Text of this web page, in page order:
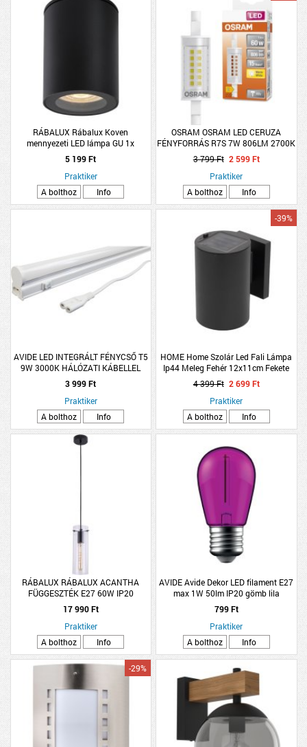
RÁBALUX Rábalux Koven
mennyezeti LED lámpa GU 1x
max.35W fekete
5 199 Ft
Praktiker
A bolthoz
Info
OSRAM OSRAM LED CERUZA
FÉNYFORRÁS R7S 7W 806LM 2700K
MELEG FEHÉR
3 799 Ft 2 599 Ft
Praktiker
A bolthoz
Info
AVIDE LED INTEGRÁLT FÉNYCSŐ T5
9W 3000K HÁLÓZATI KÁBELLEL
600MM WW
3 999 Ft
Praktiker
A bolthoz
Info
HOME Home Szolár Led Fali Lámpa
Ip44 Meleg Fehér 12x11cm Fekete
-39%
4 399 Ft 2 699 Ft
Praktiker
A bolthoz
Info
RÁBALUX RÁBALUX ACANTHA
FÜGGESZTÉK E27 60W IP20
9X120CM FEKETE-ÁTLÁTSZÓ
17 990 Ft
Praktiker
A bolthoz
Info
AVIDE Avide Dekor LED filament E27
max 1W 50lm IP20 gömb lila
799 Ft
Praktiker
A bolthoz
Info
-29%